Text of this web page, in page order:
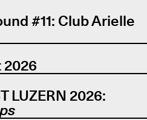
#11: Club Arielle
2026
LUZERN 2026: